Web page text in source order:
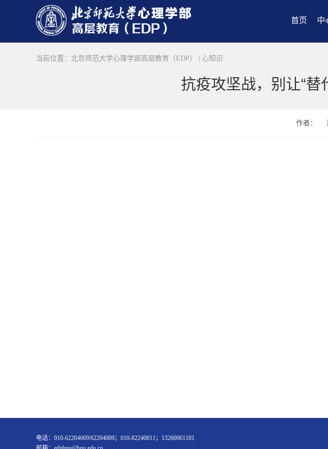
首页 中
当前位置： 北京师范大学心理学部高层教育（EDP） 心知识
抗疫攻坚战，别让“替
作者：
电话：010-62204669/62204009；010-82240811；13260061101